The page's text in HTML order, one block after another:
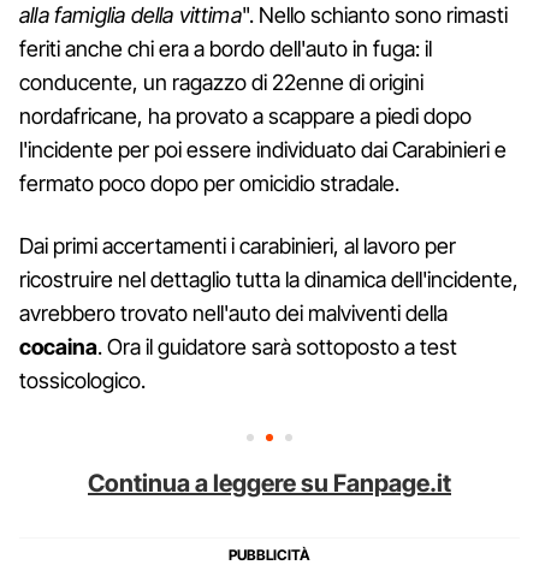
alla famiglia della vittima". Nello schianto sono rimasti
feriti anche chi era a bordo dell'auto in fuga: il
conducente, un ragazzo di 22enne di origini
nordafricane, ha provato a scappare a piedi dopo
l'incidente per poi essere individuato dai Carabinieri e
fermato poco dopo per omicidio stradale.
Dai primi accertamenti i carabinieri, al lavoro per
ricostruire nel dettaglio tutta la dinamica dell'incidente,
avrebbero trovato nell'auto dei malviventi della
cocaina. Ora il guidatore sarà sottoposto a test
tossicologico.
Continua a leggere su Fanpage.it